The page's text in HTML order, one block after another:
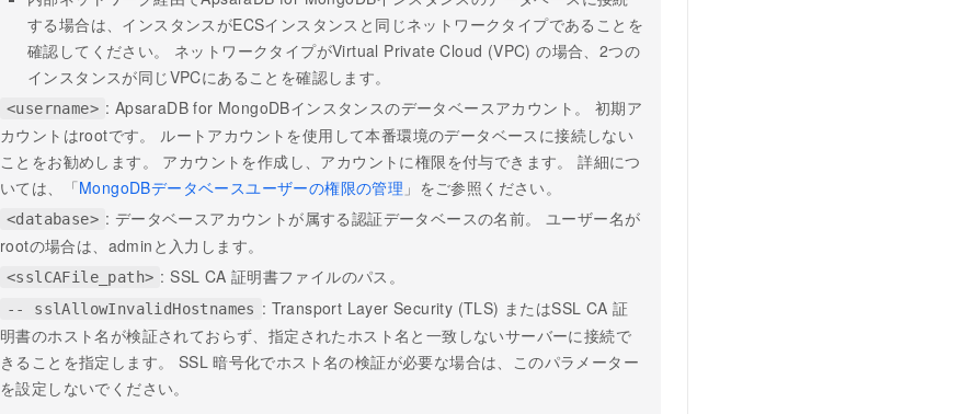
する場合は、インスタンスがECSインスタンスと同じネットワークタイプであることを
確認してください。 ネットワークタイプがVirtual Private Cloud (VPC) の場合、2つの
インスタンスが同じVPCにあることを確認します。
<username> : ApsaraDB for MongoDBインスタンスのデータベースアカウント。 初期ア
カウントはrootです。 ルートアカウントを使用して本番環境のデータベースに接続しない
ことをお勧めします。 アカウントを作成し、アカウントに権限を付与できます。 詳細につ
いては、「MongoDBデータベースユーザーの権限の管理 」をご参照ください。
<database> : データベースアカウントが属する認証データベースの名前。 ユーザー名が
rootの場合は、adminと入力します。
<sslCAFile_path> : SSL CA 証明書ファイルのパス。
-- sslAllowInvalidHostnames : Transport Layer Security (TLS) またはSSL CA 証
明書のホスト名が検証されておらず、指定されたホスト名と一致しないサーバーに接続で
きることを指定します。 SSL 暗号化でホスト名の検証が必要な場合は、このパラメーター
を設定しないでください。